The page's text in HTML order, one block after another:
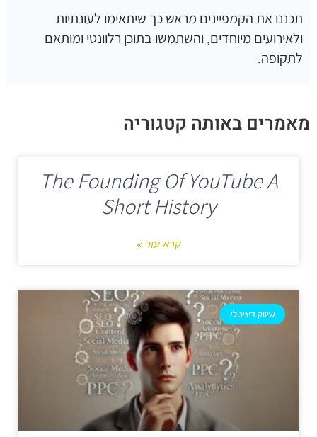
תכננו את הקמפיינים מראש כך שיתאימו לעונתיות
ולאירועים מיוחדים, והשתמשו בתוכן רלוונטי ומותאם
לתקופה.
מאמרים באותה קטגוריה
The Founding Of YouTube A
Short History
קרא עוד »
שיווק דיגיטלי